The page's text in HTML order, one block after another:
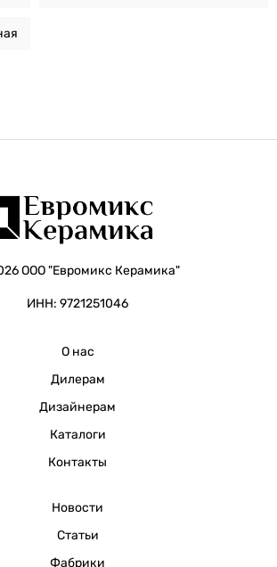
ООО "Евромикс Керамика"
ИНН: 9721251046
О нас
Дилерам
Дизайнерам
Каталоги
Контакты
Новости
Статьи
Фабрики